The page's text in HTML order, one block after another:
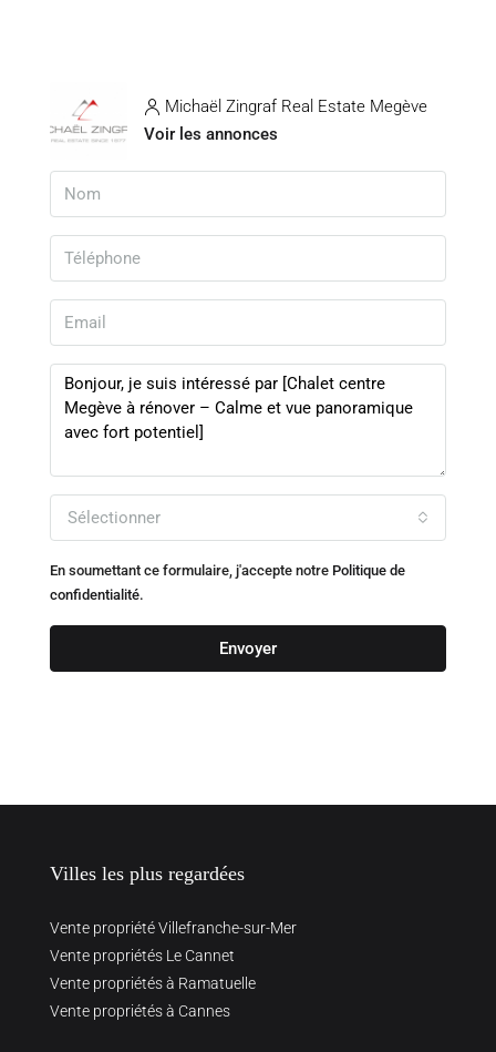
Michaël Zingraf Real Estate Megève
Voir les annonces
Sélectionner
En soumettant ce formulaire, j'accepte notre Politique de
confidentialité.
Envoyer
Villes les plus regardées
Vente propriété Villefranche-sur-Mer
Vente propriétés Le Cannet
Vente propriétés à Ramatuelle
Vente propriétés à Cannes